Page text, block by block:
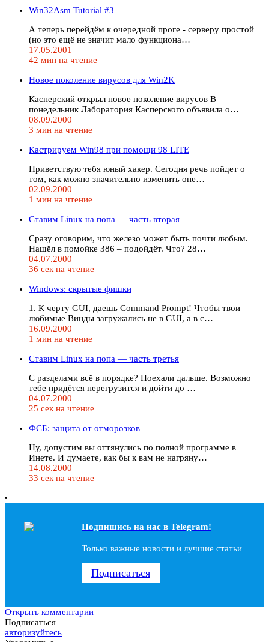
Win32Asm Tutorial #3
А теперь перейдём к очередной проге - серверу простой
(но это ещё не значит мало функциона…
17.05.2001
42 мин на чтение
Новое поколение вирусов для Win2K
Касперский открыл новое поколение вирусов В
понедельник Лаборатория Касперского объявила о…
08.09.2000
3 мин на чтение
Кастрируем Win98 при помощи 98 LITE
Приветствую тебя юный хакер. Сегодня речь пойдет о
том, как можно значительно изменить опе…
02.09.2000
1 мин на чтение
Ставим Linux на попа — часть вторая
Сразу оговорим, что железо может быть почти любым.
Нашёл в помойке 386 – подойдёт. Что? 28…
04.07.2000
36 сек на чтение
Windows: скрытые фишки
1. К черту GUI, даешь Command Prompt! Чтобы твои
любимые Винды загружались не в GUI, а в с…
16.09.2000
1 мин на чтение
Ставим Linux на попа — часть третья
С разделами всё в порядке? Поехали дальше. Возможно
тебе придётся перегрузится и дойти до …
04.07.2000
25 сек на чтение
ФСБ: защита от отморозков
Ну, допустим вы оттянулись по полной программе в
Инете. И думаете, как бы к вам не нагряну…
14.08.2000
33 сек на чтение
Подпишись на наc в Telegram!
Только важные новости и лучшие статьи
Подписаться
Открыть комментарии
Подписаться
авторизуйтесь